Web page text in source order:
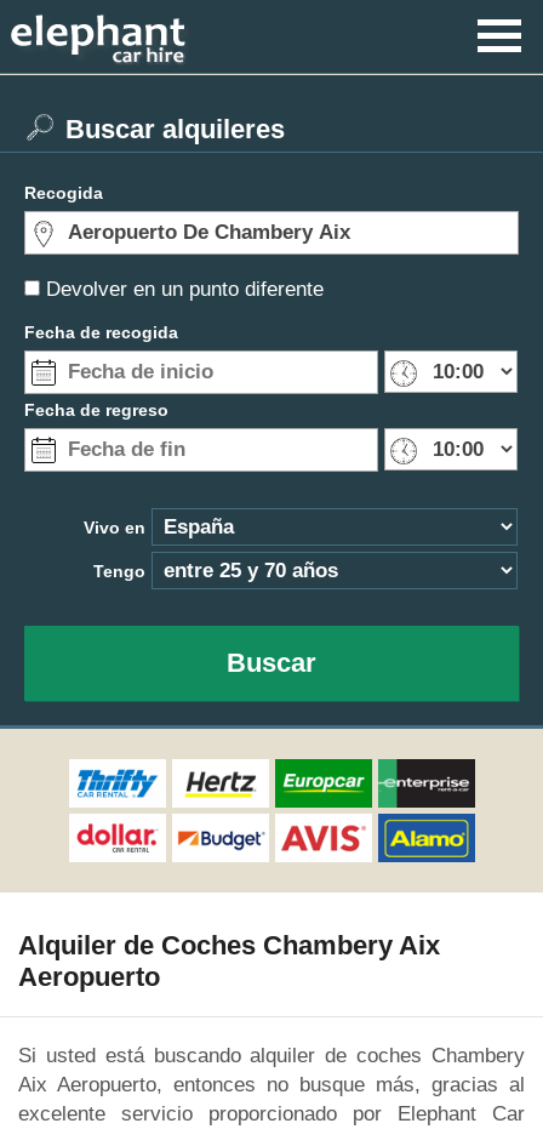
Devolver en un punto diferente
Buscar alquileres
Recogida
Fecha de recogida
Fecha de regreso
Vivo en
Tengo
Buscar
Alquiler de Coches Chambery Aix
Aeropuerto
Si usted está buscando alquiler de coches Chambery
Aix Aeropuerto, entonces no busque más, gracias al
excelente servicio proporcionado por Elephant Car